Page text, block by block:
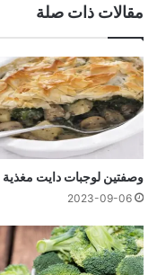
مقالات ذات صلة
وصفتين لوجبات دايت مغذية
2023-09-06